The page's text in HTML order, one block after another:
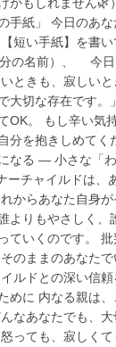
手紙」 今日のあ
短い手紙】を書い
分の名前）、 今日
きも、寂しいと
大切な存在です。
OK。 もし辛い気
分を抱きしめてく
なる ― 小さな「
チャイルドは、
からあなた自身が
よりもやさしく、
ていくのです。
のままのあなた
ルドとの深い信
めに 内なる親は
なあなたでも、
っても、寂しく